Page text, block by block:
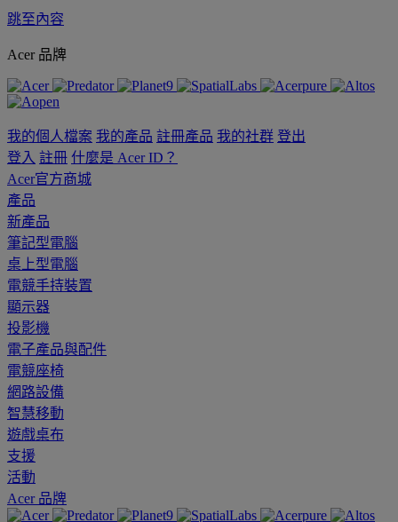
跳至內容
Acer 品牌
我的個人檔案 我的產品 註冊產品 我的社群 登出
登入 註冊 什麼是 Acer ID？
Acer官方商城
產品
新產品
筆記型電腦
桌上型電腦
電競手持裝置
顯示器
投影機
電子產品與配件
電競座椅
網路設備
智慧移動
遊戲桌布
支援
活動
Acer 品牌